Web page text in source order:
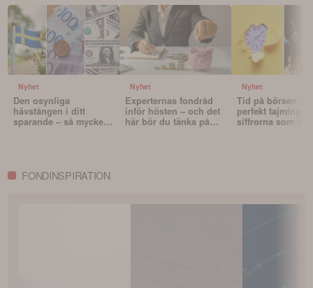
Nyhet
Den osynliga
hävstången i ditt
sparande – så mycket
Nyhet
Experternas fondråd
inför hösten – och det
här bör du tänka på
Nyhet
Tid på börsen
perfekt tajming –
siffrorna som
FONDINSPIRATION